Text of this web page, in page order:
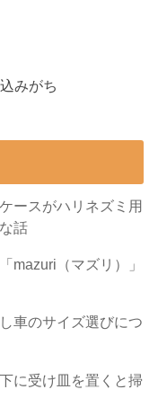
みがち
ースがハリネズミ用
話
mazuri（マズリ）」
車のサイズ選びにつ
に受け皿を置くと掃